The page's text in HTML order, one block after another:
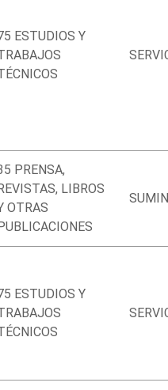
ESTUDIOS Y
PRENSA,
LIBROS
OTRAS
ESTUDIOS Y